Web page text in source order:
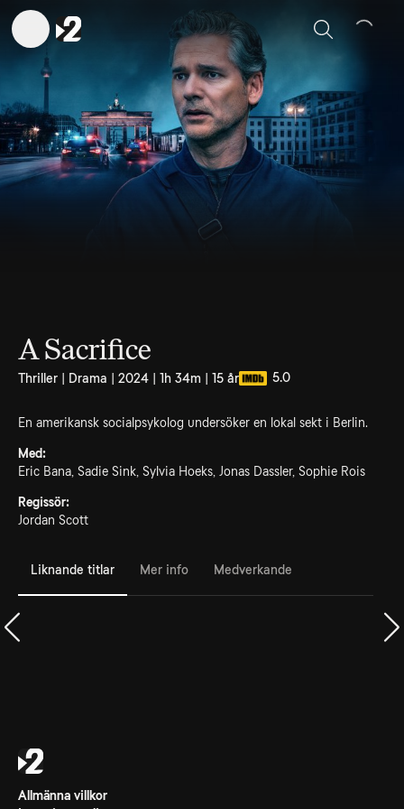
Sök
A Sacrifice
Thriller | Drama | 2024 | 1h 34m | 15 år 5.0
En amerikansk socialpsykolog undersöker en lokal sekt i Berlin.
Med:
Eric Bana, Sadie Sink, Sylvia Hoeks, Jonas Dassler, Sophie Rois
Regissör:
Jordan Scott
Liknande titlar Mer info Medverkande
Allmänna villkor